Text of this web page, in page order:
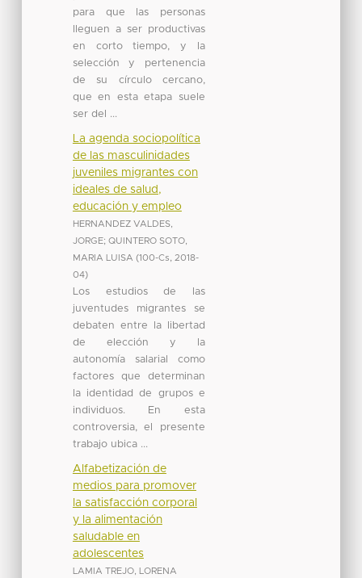
para que las personas
lleguen a ser productivas
en corto tiempo, y la
selección y pertenencia
de su círculo cercano,
que en esta etapa suele
ser del ...
La agenda sociopolítica
de las masculinidades
juveniles migrantes con
ideales de salud,
educación y empleo
HERNANDEZ VALDES,
JORGE; QUINTERO SOTO,
MARIA LUISA (100-Cs
2018-
04)
Los estudios de las
juventudes migrantes se
debaten entre la libertad
de elección y la
autonomía salarial como
factores que determinan
la identidad de grupos e
individuos. En esta
controversia, el presente
trabajo ubica ...
Alfabetización de
medios para promover
la satisfacción corporal
y la alimentación
saludable en
adolescentes
LAMIA TREJO, LORENA